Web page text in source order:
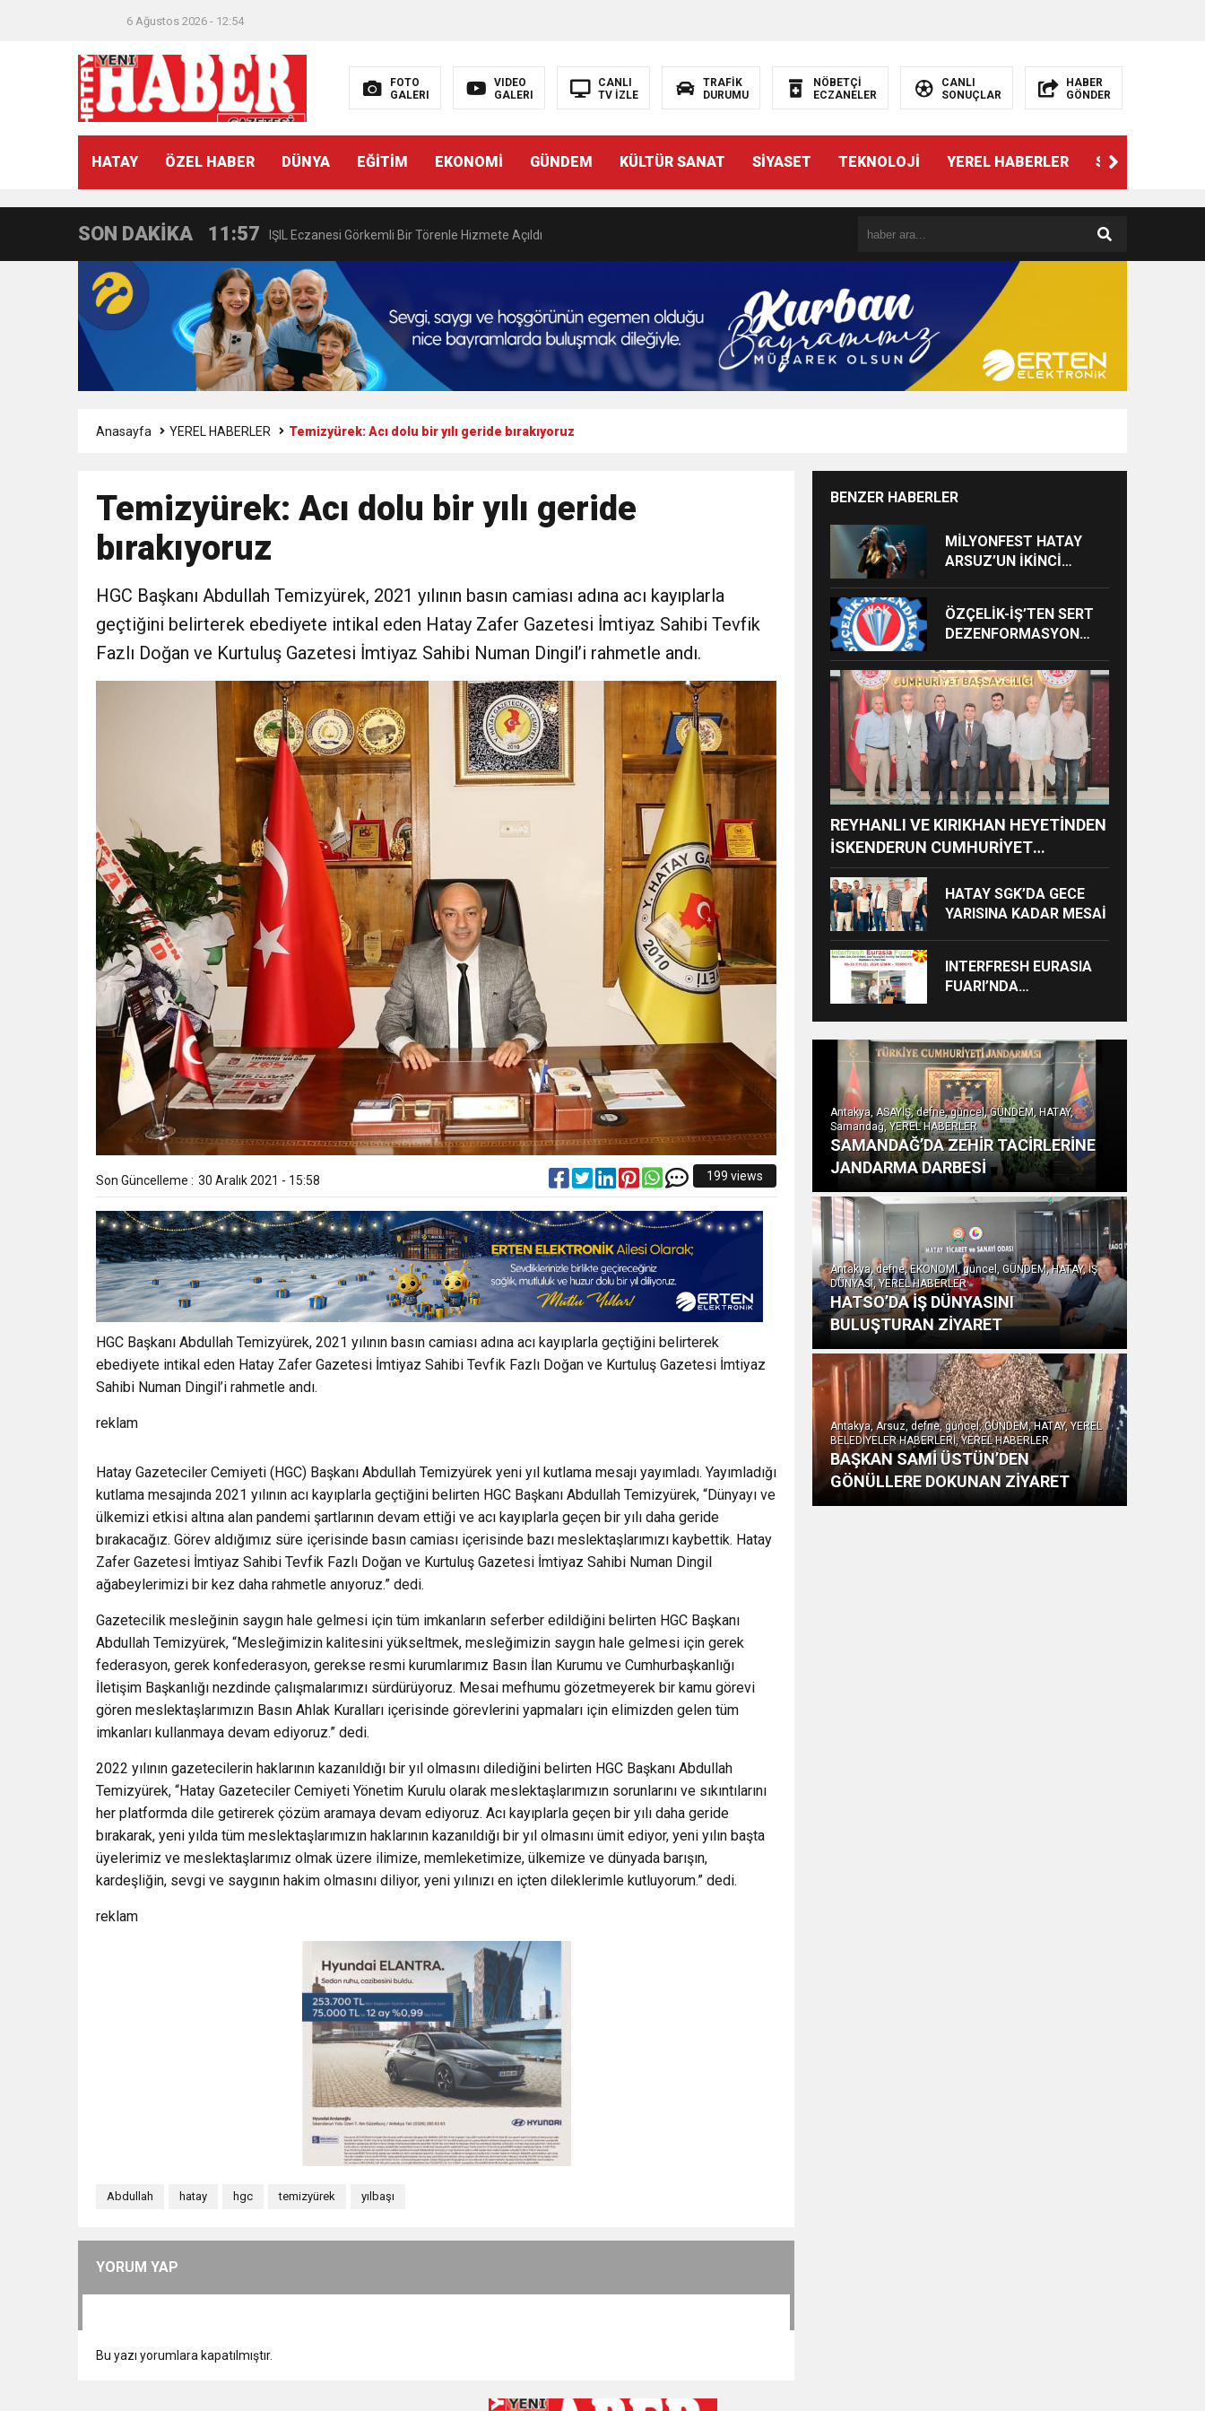
6 Ağustos 2026 - 12:54
FOTO
GALERI
VIDEO
GALERI
CANLI
TV İZLE
TRAFİK
DURUMU
NÖBETÇİ
ECZANELER
CANLI
SONUÇLAR
HABER
GÖNDER
HATAY ÖZEL HABER DÜNYA EĞİTİM EKONOMİ GÜNDEM KÜLTÜR SANAT SİYASET TEKNOLOJİ YEREL HABERLER SPOR
SON DAKİKA
21:40
18:22 BAŞKAN SAMİ ÜSTÜN’DEN GÖNÜLLERE DOKUNAN ZİYARET
11:47
11:57 IŞIL Eczanesi Görkemli Bir Törenle Hizmete Açıldı
21:40 HİKMET KAMİL ERYILMAZ’DAN EĞİTİME KALICI YATIRIM
3:47 Belediye Başkanı İbrahim Gül, Cumhuriyet, Türk Milletinin Özgürlük ve Onur Nişanesidir
6:19
1:00 İTSO İŞ-KUR SGK TOPLANTI DUYURUSU
21:40 CEYLANDERE’DE BAŞKAN EMRAH KARAÇAY’A SEVGİ SELİ
BAŞKAN SAMİ ÜSTÜN’DEN GÖNÜLLERE DOKUNAN ZİYARET
Anasayfa YEREL HABERLER Temizyürek: Acı dolu bir yılı geride bırakıyoruz
Temizyürek: Acı dolu bir yılı geride
bırakıyoruz
HGC Başkanı Abdullah Temizyürek, 2021 yılının basın camiası adına acı kayıplarla
geçtiğini belirterek ebediyete intikal eden Hatay Zafer Gazetesi İmtiyaz Sahibi Tevfik
Fazlı Doğan ve Kurtuluş Gazetesi İmtiyaz Sahibi Numan Dingil’i rahmetle andı.
Son Güncelleme : 30 Aralık 2021 - 15:58 199 views
HGC Başkanı Abdullah Temizyürek, 2021 yılının basın camiası adına acı kayıplarla geçtiğini belirterek
ebediyete intikal eden Hatay Zafer Gazetesi İmtiyaz Sahibi Tevfik Fazlı Doğan ve Kurtuluş Gazetesi İmtiyaz
Sahibi Numan Dingil’i rahmetle andı.
reklam
Hatay Gazeteciler Cemiyeti (HGC) Başkanı Abdullah Temizyürek yeni yıl kutlama mesajı yayımladı. Yayımladığı
kutlama mesajında 2021 yılının acı kayıplarla geçtiğini belirten HGC Başkanı Abdullah Temizyürek, “Dünyayı ve
ülkemizi etkisi altına alan pandemi şartlarının devam ettiği ve acı kayıplarla geçen bir yılı daha geride
bırakacağız. Görev aldığımız süre içerisinde basın camiası içerisinde bazı meslektaşlarımızı kaybettik. Hatay
Zafer Gazetesi İmtiyaz Sahibi Tevfik Fazlı Doğan ve Kurtuluş Gazetesi İmtiyaz Sahibi Numan Dingil
ağabeylerimizi bir kez daha rahmetle anıyoruz.” dedi.
Gazetecilik mesleğinin saygın hale gelmesi için tüm imkanların seferber edildiğini belirten HGC Başkanı
Abdullah Temizyürek, “Mesleğimizin kalitesini yükseltmek, mesleğimizin saygın hale gelmesi için gerek
federasyon, gerek konfederasyon, gerekse resmi kurumlarımız Basın İlan Kurumu ve Cumhurbaşkanlığı
İletişim Başkanlığı nezdinde çalışmalarımızı sürdürüyoruz. Mesai mefhumu gözetmeyerek bir kamu görevi
gören meslektaşlarımızın Basın Ahlak Kuralları içerisinde görevlerini yapmaları için elimizden gelen tüm
imkanları kullanmaya devam ediyoruz.” dedi.
2022 yılının gazetecilerin haklarının kazanıldığı bir yıl olmasını dilediğini belirten HGC Başkanı Abdullah
Temizyürek, “Hatay Gazeteciler Cemiyeti Yönetim Kurulu olarak meslektaşlarımızın sorunlarını ve sıkıntılarını
her platformda dile getirerek çözüm aramaya devam ediyoruz. Acı kayıplarla geçen bir yılı daha geride
bırakarak, yeni yılda tüm meslektaşlarımızın haklarının kazanıldığı bir yıl olmasını ümit ediyor, yeni yılın başta
üyelerimiz ve meslektaşlarımız olmak üzere ilimize, memleketimize, ülkemize ve dünyada barışın,
kardeşliğin, sevgi ve saygının hakim olmasını diliyor, yeni yılınızı en içten dileklerimle kutluyorum.” dedi.
reklam
Abdullah hatay hgc temizyürek yılbaşı
YORUM YAP
Bu yazı yorumlara kapatılmıştır.
BENZER HABERLER
MİLYONFEST HATAY
ARSUZ’UN İKİNCİ
ALACAK
ÖZÇELİK-İŞ’TEN SERT
DEZENFORMASYON
VE CEZAİ SÜREÇ
BAŞLATILDI”
REYHANLI VE KIRIKHAN HEYETİNDEN
İSKENDERUN CUMHURİYET
BAŞSAVCILIĞINA ZİYARET
HATAY SGK’DA GECE
YARISINA KADAR MESAİ
INTERFRESH EURASIA
FUARI’NDA
BİRLİKLERİ İÇİN GERİ
SAYIM BAŞLADI
Antakya, ASAYİŞ, defne, güncel, GÜNDEM, HATAY,
Samandağ, YEREL HABERLER
SAMANDAĞ’DA ZEHİR TACİRLERİNE
JANDARMA DARBESİ
Antakya, defne, EKONOMİ, güncel, GÜNDEM, HATAY, İŞ
DÜNYASI, YEREL HABERLER
HATSO’DA İŞ DÜNYASINI
BULUŞTURAN ZİYARET
Antakya, Arsuz, defne, güncel, GÜNDEM, HATAY, YEREL
BELEDİYELER HABERLERİ, YEREL HABERLER
BAŞKAN SAMİ ÜSTÜN’DEN
GÖNÜLLERE DOKUNAN ZİYARET